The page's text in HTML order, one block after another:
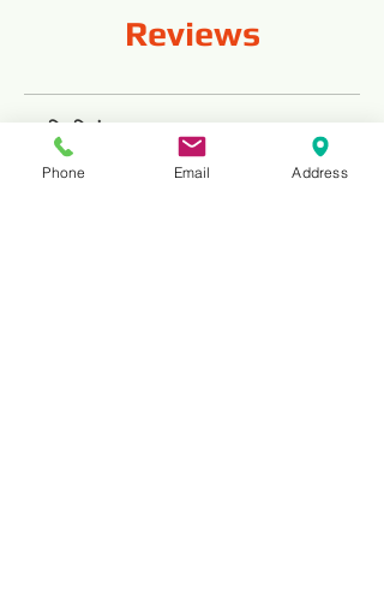
Reviews
टिप्पणियां
Phone Email Address